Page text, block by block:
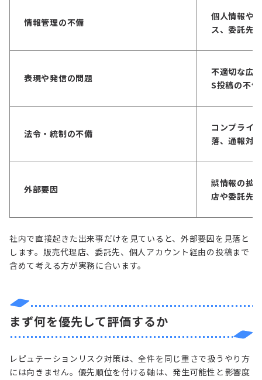
情報管理の不備
個人情報や
ス、委託先
表現や発信の問題
不適切な広
S投稿の不備
法令・統制の不備
コンプライ
落、通報対
外部要因
誤情報の拡
店や委託先
社内で直接起きた出来事だけを見ていると、外部要因を見落と
します。販売代理店、委託先、個人アカウント経由の投稿まで
含めて考える方が実務に合います。
まず何を優先して評価するか
レピュテーションリスク対策は、全件を同じ重さで扱うやり方
には向きません。優先順位を付ける軸は、発生可能性と影響度